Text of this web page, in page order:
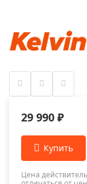
29 990 ₽
Цена